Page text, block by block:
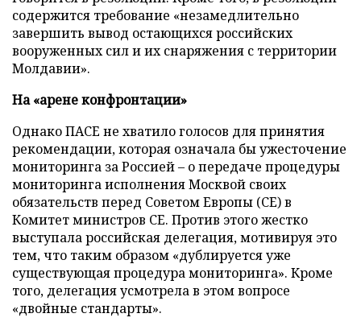
содержится требование «незамедлительно
завершить вывод остающихся российских
вооруженных сил и их снаряжения с территории
Молдавии».
На «арене конфронтации»
Однако ПАСЕ не хватило голосов для принятия
рекомендации, которая означала бы ужесточение
мониторинга за Россией– о передаче процедуры
мониторинга исполнения Москвой своих
обязательств перед Советом Европы (СЕ) в
Комитет министров СЕ. Против этого жестко
выступала российская делегация, мотивируя это
тем, что таким образом «дублируется уже
существующая процедура мониторинга». Кроме
того, делегация усмотрела в этом вопросе
«двойные стандарты».